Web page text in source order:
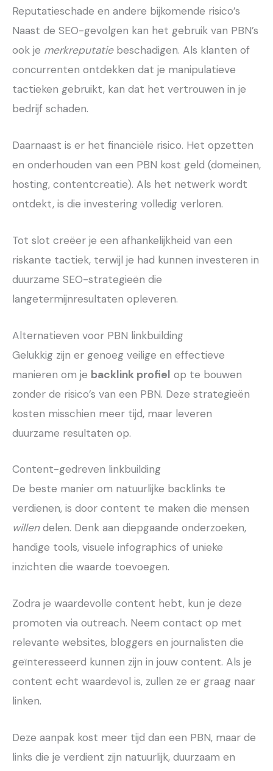
Reputatieschade en andere bijkomende risico’s
Naast de SEO-gevolgen kan het gebruik van PBN’s
ook je merkreputatiebeschadigen. Als klanten of
concurrenten ontdekken dat je manipulatieve
tactieken gebruikt, kan dat het vertrouwen in je
bedrijf schaden.
Daarnaast is er het financiële risico. Het opzetten
en onderhouden van een PBN kost geld (domeinen,
hosting, contentcreatie). Als het netwerk wordt
ontdekt, is die investering volledig verloren.
Tot slot creëer je een afhankelijkheid van een
riskante tactiek, terwijl je had kunnen investeren in
duurzame SEO-strategieën die
langetermijnresultaten opleveren.
Alternatieven voor PBN linkbuilding
Gelukkig zijn er genoeg veilige en effectieve
manieren om je backlink profiel op te bouwen
zonder de risico’s van een PBN. Deze strategieën
kosten misschien meer tijd, maar leveren
duurzame resultaten op.
Content-gedreven linkbuilding
De beste manier om natuurlijke backlinks te
verdienen, is door content te maken die mensen
willendelen. Denk aan diepgaande onderzoeken,
handige tools, visuele infographics of unieke
inzichten die waarde toevoegen.
Zodra je waardevolle content hebt, kun je deze
promoten via outreach. Neem contact op met
relevante websites, bloggers en journalisten die
geïnteresseerd kunnen zijn in jouw content. Als je
content echt waardevol is, zullen ze er graag naar
linken.
Deze aanpak kost meer tijd dan een PBN, maar de
links die je verdient zijn natuurlijk, duurzaam en